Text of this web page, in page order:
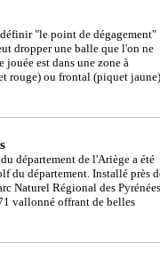
"le point de dégagement"
dropper une balle que l'on ne
jouée est dans une zone à
rouge) ou frontal (piquet
département de l'Ariège a été
du département. Installé près
Naturel Régional des Pyrénées
vallonné offrant de belles